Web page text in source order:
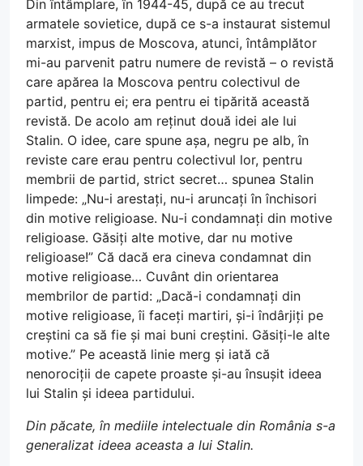
Din întâmplare, în 1944-45, după ce au trecut
armatele sovietice, după ce s-a instaurat sistemul
marxist, impus de Moscova, atunci, întâmplător
mi-au parvenit patru numere de revistă – o revistă
care apărea la Moscova pentru colectivul de
partid, pentru ei; era pentru ei tipărită această
revistă. De acolo am reținut două idei ale lui
Stalin. O idee, care spune așa, negru pe alb, în
reviste care erau pentru colectivul lor, pentru
membrii de partid, strict secret… spunea Stalin
limpede: „Nu-i arestați, nu-i aruncați în închisori
din motive religioase. Nu-i condamnați din motive
religioase. Găsiți alte motive, dar nu motive
religioase!” Că dacă era cineva condamnat din
motive religioase… Cuvânt din orientarea
membrilor de partid: „Dacă-i condamnați din
motive religioase, îi faceți martiri, și-i îndârjiți pe
creștini ca să fie și mai buni creștini. Găsiți-le alte
motive.” Pe această linie merg și iată că
nenorociții de capete proaste și-au însușit ideea
lui Stalin și ideea partidului.
Din păcate, în mediile intelectuale din România s-a
generalizat ideea aceasta a lui Stalin.